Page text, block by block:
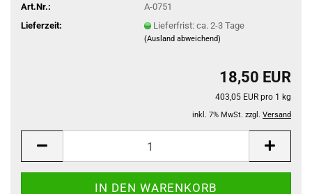
Art.Nr.:
A-0751
Lieferzeit:
Lieferfrist: ca. 2-3 Tage
(Ausland abweichend)
18,50 EUR
403,05 EUR pro 1 kg
inkl. 7% MwSt. zzgl. Versand